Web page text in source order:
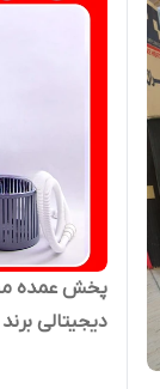
دیجیتالی